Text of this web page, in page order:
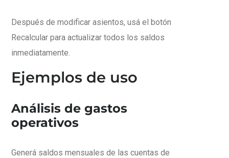
Después de modificar asientos, usá el botón
Recalcular para actualizar todos los saldos
inmediatamente.
Ejemplos de uso
Análisis de gastos
operativos
Generá saldos mensuales de las cuentas de